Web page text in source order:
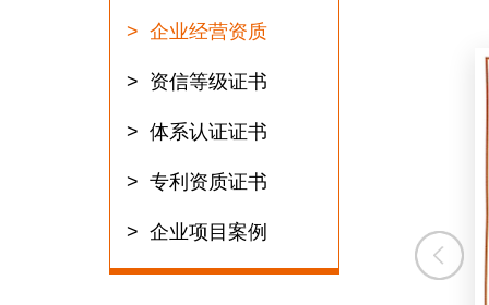
企业经营资质
资信等级证书
体系认证证书
专利资质证书
企业项目案例